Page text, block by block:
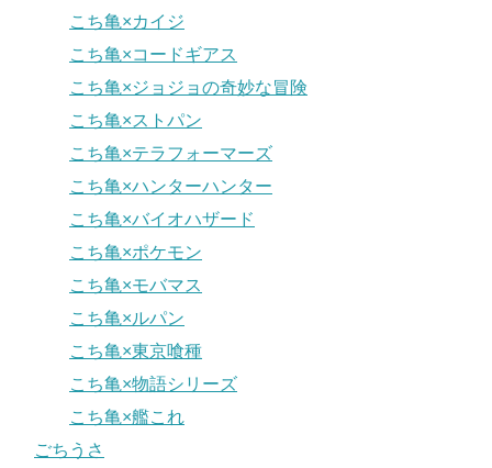
こち亀×カイジ
こち亀×コードギアス
こち亀×ジョジョの奇妙な冒険
こち亀×ストパン
こち亀×テラフォーマーズ
こち亀×ハンターハンター
こち亀×バイオハザード
こち亀×ポケモン
こち亀×モバマス
こち亀×ルパン
こち亀×東京喰種
こち亀×物語シリーズ
こち亀×艦これ
ごちうさ